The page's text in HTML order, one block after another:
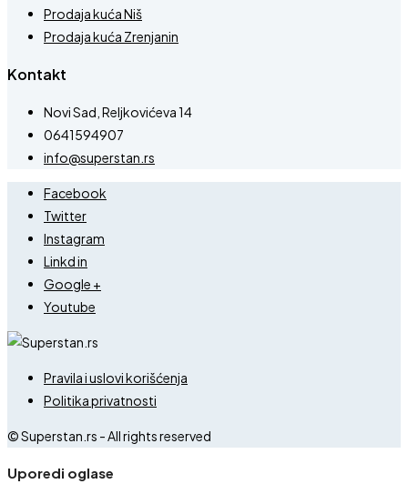
Prodaja kuća Niš
Prodaja kuća Zrenjanin
Kontakt
Novi Sad, Reljkovićeva 14
0641594907
info@superstan.rs
Facebook
Twitter
Instagram
Linkd in
Google +
Youtube
Pravila i uslovi korišćenja
Politika privatnosti
© Superstan.rs - All rights reserved
Uporedi oglase